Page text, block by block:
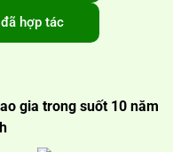
hợp tác
gia trong suốt 10 năm